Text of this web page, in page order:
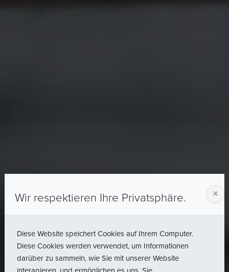
Wir respektieren Ihre Privatsphäre. ×
Diese Website speichert Cookies auf Ihrem Computer.
Diese Cookies werden verwendet, um Informationen
darüber zu sammeln, wie Sie mit unserer Website